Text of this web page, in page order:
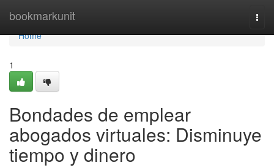
bookmarkunit
Home
Home
1
Bondades de emplear
abogados virtuales: Disminuye
tiempo y dinero